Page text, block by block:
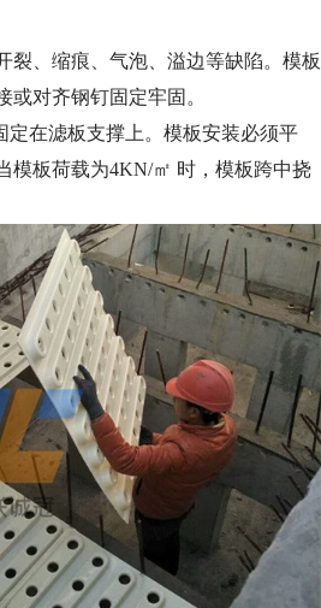
裂、缩痕、气泡、溢边等缺陷。模板
或对齐钢钉固定牢固。
定在滤板支撑上。模板安装必须平
模板荷载为4KN/㎡ 时，模板跨中挠